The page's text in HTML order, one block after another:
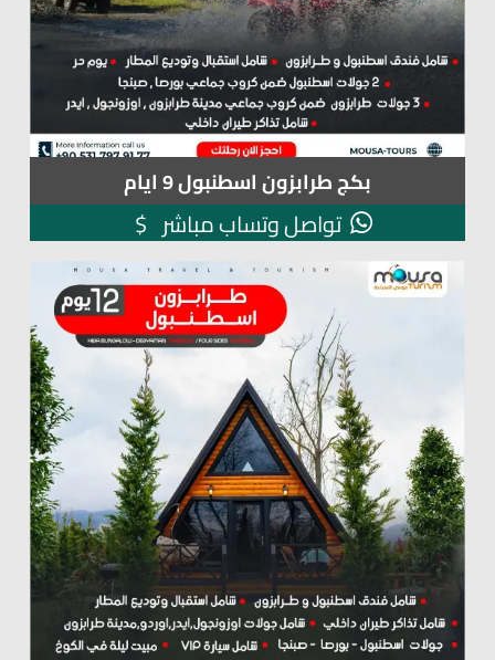
بكج طرابزون اسطنبول 9 ايام
تواصل وتساب مباشر $